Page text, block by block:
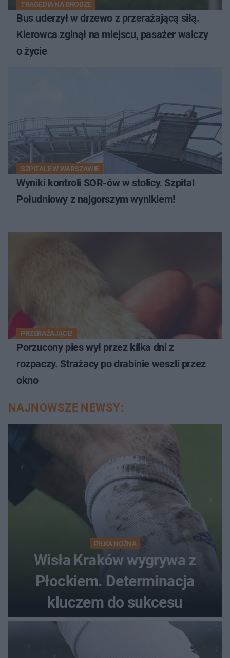
TRAGEDIA NA DRODZE
Bus uderzył w drzewo z przerażającą siłą.
Kierowca zginął na miejscu, pasażer walczy
o życie
SZPITALE W WARSZAWIE
Wyniki kontroli SOR-ów w stolicy. Szpital
Południowy z najgorszym wynikiem!
PRZERAŻAJĄCE!
Porzucony pies wył przez kilka dni z
rozpaczy. Strażacy po drabinie weszli przez
okno
NAJNOWSZE NEWSY:
PIŁKA NOŻNA
Wisła Kraków wygrywa z
Płockiem. Determinacja
kluczem do sukcesu